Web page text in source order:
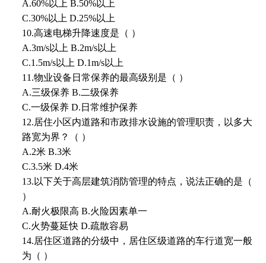
A.60%以上 B.50%以上
C.30%以上 D.25%以上
10.高速电梯升降速度是（ ）
A.3m/s以上 B.2m/s以上
C.1.5m/s以上 D.1m/s以上
11.物业设备日常保养的最高级别是（ ）
A.三级保养 B.二级保养
C.一级保养 D.日常维护保养
12.居住小区内道路和市政排水设施的管理职责，以多大
路宽为界？（ ）
A.2米 B.3米
C.3.5米 D.4米
13.以下关于高层建筑消防管理的特点，说法正确的是（
）
A.耐火极限高 B.火险因素单一
C.火势蔓延快 D.疏散容易
14.居住区道路的分级中，居住区级道路的车行道宽一般
为（ ）